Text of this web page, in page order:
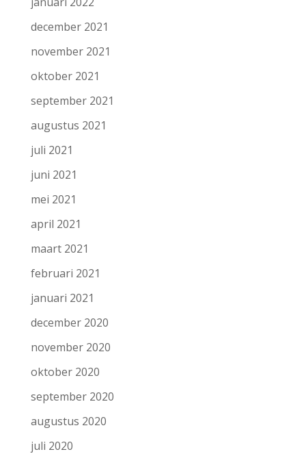
december 2021
november 2021
oktober 2021
september 2021
augustus 2021
juli 2021
juni 2021
mei 2021
april 2021
maart 2021
februari 2021
januari 2021
december 2020
november 2020
oktober 2020
september 2020
augustus 2020
juli 2020